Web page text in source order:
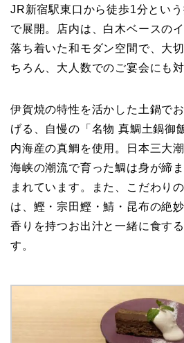
JR新宿駅東口から徒歩1分とい
で展開。店内は、白木ベースの
落ち着いた和モダン空間で、大
ちろん、大人数でのご宴会にも対
伊賀焼の特性を活かした土鍋で
げる、自慢の「名物 真鯛土鍋御
内海産の真鯛を使用。日本三大
海峡の潮流で育った鯛は身が締
まれています。また、こだわり
は、鰹・宗田鰹・鯖・昆布の絶
香りを持つお出汁と一緒に食す
す。